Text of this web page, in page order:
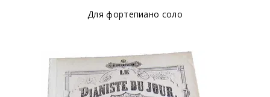
Для фортепиано соло